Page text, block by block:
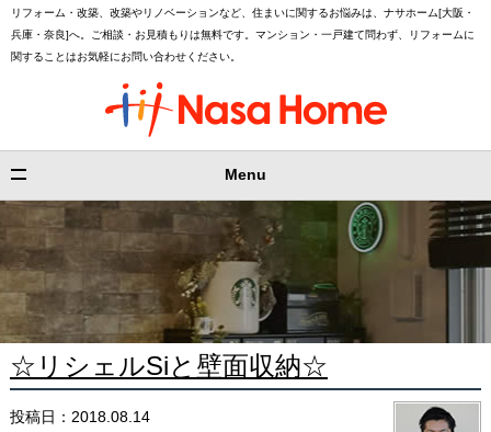
リフォーム・改築、改築やリノベーションなど、住まいに関するお悩みは、ナサホーム[大阪・
兵庫・奈良]へ。ご相談・お見積もりは無料です。マンション・一戸建て問わず、リフォームに
関することはお気軽にお問い合わせください。
Menu
☆リシェルSiと壁面収納☆
投稿日：2018.08.14